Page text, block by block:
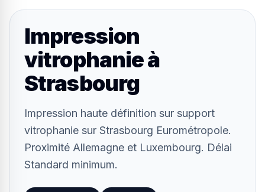
Impression
vitrophanieà
Strasbourg
Impression haute définition sur support
vitrophanie sur Strasbourg Eurométropole.
Proximité Allemagne et Luxembourg. Délai
Standard minimum.